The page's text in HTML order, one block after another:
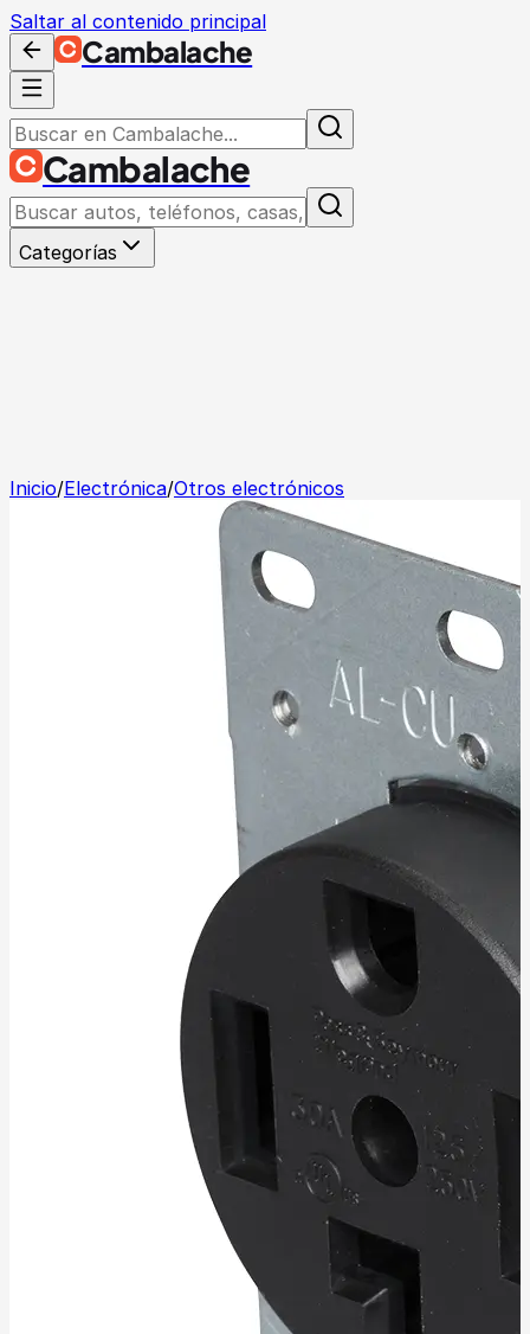
Saltar al contenido principal
Cambalache
Cambalache
Categorías
Inicio/Electrónica/Otros electrónicos